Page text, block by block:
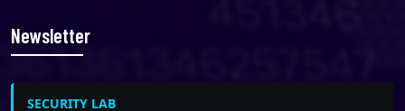
Newsletter
SECURITY LAB